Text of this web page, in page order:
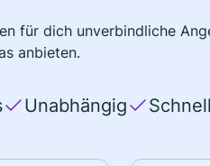
für dich unverbindliche
anbieten.
Unabhängig Schnell